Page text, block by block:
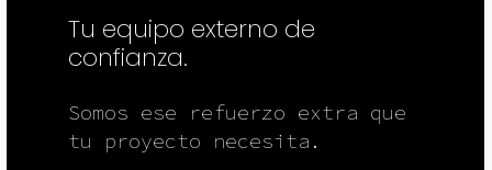
Tu equipo externo de
confianza.
Somos ese refuerzo extra que
tu proyecto necesita.